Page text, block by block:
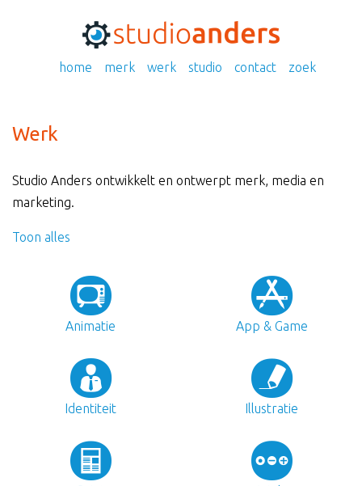
home merk werk studio contact zoek
Werk
Studio Anders ontwikkelt en ontwerpt merk, media en
marketing.
Toon alles
Animatie App & Game
Identiteit Illustratie